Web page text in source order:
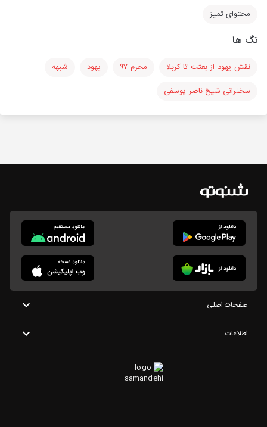
محتوای تمیز
تگ ها
نقش یهود از بعثت تا کربلا محرم ۹۷ یهود
شبهه
سخنرانی شیخ ناصر یوسفی
صفحات اصلی
اطلاعات